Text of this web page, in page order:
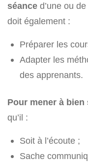
séance d’une ou
doit également :
Préparer les
Adapter les
des apprenants.
Pour mener à
qu’il :
Soit à l’écoute ;
Sache